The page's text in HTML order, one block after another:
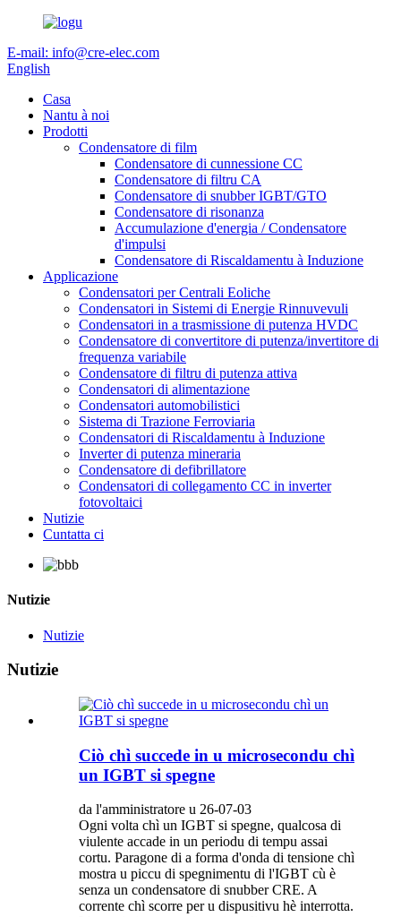
E-mail: info@cre-elec.com
English
Casa
Nantu à noi
Prodotti
Condensatore di film
Condensatore di cunnessione CC
Condensatore di filtru CA
Condensatore di snubber IGBT/GTO
Condensatore di risonanza
Accumulazione d'energia / Condensatore
d'impulsi
Condensatore di Riscaldamentu à Induzione
Applicazione
Condensatori per Centrali Eoliche
Condensatori in Sistemi di Energie Rinnuvevuli
Condensatori in a trasmissione di putenza HVDC
Condensatore di convertitore di putenza/invertitore di
frequenza variabile
Condensatore di filtru di putenza attiva
Condensatori di alimentazione
Condensatori automobilistici
Sistema di Trazione Ferroviaria
Condensatori di Riscaldamentu à Induzione
Inverter di putenza mineraria
Condensatore di defibrillatore
Condensatori di collegamento CC in inverter
fotovoltaici
Nutizie
Cuntatta ci
Nutizie
Nutizie
Nutizie
Ciò chì succede in u microsecondu chì
un IGBT si spegne
da l'amministratore u 26-07-03
Ogni volta chì un IGBT si spegne, qualcosa di
viulente accade in un periodu di tempu assai
cortu. Paragone di a forma d'onda di tensione chì
mostra u piccu di spegnimentu di l'IGBT cù è
senza un condensatore di snubber CRE. A
corrente chì scorre per u dispusitivu hè interrotta.